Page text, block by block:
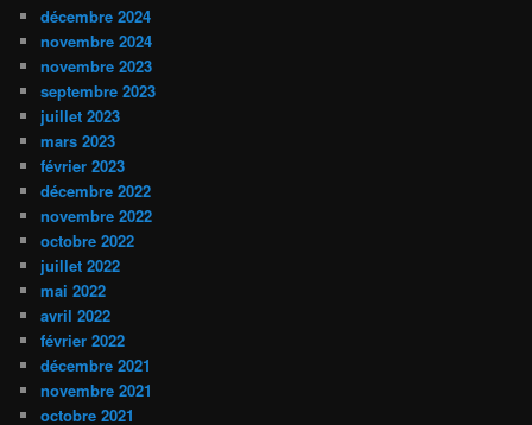
décembre 2024
novembre 2024
novembre 2023
septembre 2023
juillet 2023
mars 2023
février 2023
décembre 2022
novembre 2022
octobre 2022
juillet 2022
mai 2022
avril 2022
février 2022
décembre 2021
novembre 2021
octobre 2021